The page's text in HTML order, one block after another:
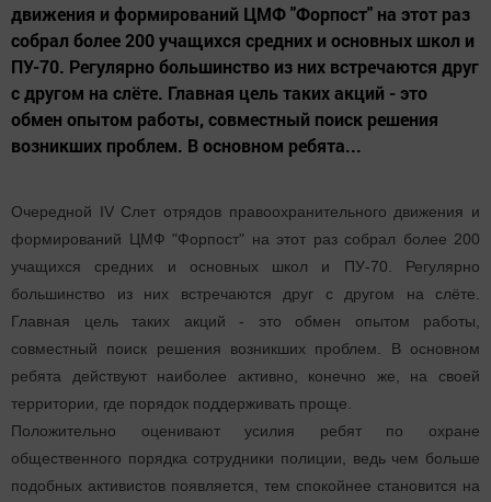
движения и формирований ЦМФ "Форпост" на этот раз
собрал более 200 учащихся средних и основных школ и
ПУ-70. Регулярно большинство из них встречаются друг
с другом на слёте. Главная цель таких акций - это
обмен опытом работы, совместный поиск решения
возникших проблем. В основном ребята...
Очередной IV Слет отрядов правоохранительного движения и
формирований ЦМФ "Форпост" на этот раз собрал более 200
учащихся средних и основных школ и ПУ-70. Регулярно
большинство из них встречаются друг с другом на слёте.
Главная цель таких акций - это обмен опытом работы,
совместный поиск решения возникших проблем. В основном
ребята действуют наиболее активно, конечно же, на своей
территории, где порядок поддерживать проще.
Положительно оценивают усилия ребят по охране
общественного порядка сотрудники полиции, ведь чем больше
подобных активистов появляется, тем спокойнее становится на